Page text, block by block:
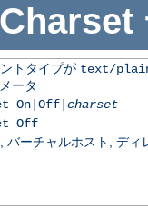
トタイプが text/
ータ
On|Off| charset
Off
バーチャルホスト, ディ